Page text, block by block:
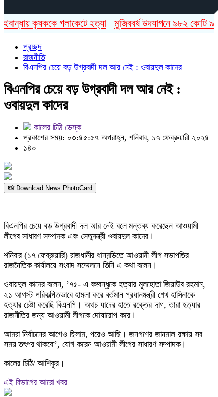
কৃষককে গলাকেটে হত্যা মুজিববর্ষ উদযাপনে ৯৮২ কোটি ৯১
প্রচ্ছদ
রাজনীতি
বিএনপির চেয়ে বড় উগ্রবাদী দল আর নেই : ওবায়দুল কাদের
বিএনপির চেয়ে বড় উগ্রবাদী দল আর নেই :
ওবায়দুল কাদের
কালের চিঠি ডেস্ক
প্রকাশের সময়: ০৩:৪৫:৫৭ অপরাহ্ন, শনিবার, ১৭ ফেব্রুয়ারী ২০২৪
১৪০
📸 Download News PhotoCard
বিএনপির চেয়ে বড় উগ্রবাদী দল আর নেই বলে মন্তব্য করেছেন আওয়ামী
লীগের সাধারণ সম্পাদক এবং সেতুমন্ত্রী ওবায়দুল কাদের।
শনিবার (১৭ ফেব্রুয়ারি) রাজধানীর ধানমন্ডিতে আওয়ামী লীগ সভাপতির
রাজনৈতিক কার্যালয়ে সংবাদ সম্মেলনে তিনি এ কথা বলেন।
ওবায়দুল কাদের বলেন, ’৭৫- এ বঙ্গবন্ধুকে হত্যার মূলহোতা জিয়াউর রহমান,
২১ আগস্ট পরিকল্পিতভাবে হামলা করে বর্তমান প্রধানমন্ত্রী শেখ হাসিনাকে
হত্যার চেষ্টা করেছি বিএনপি। অথচ যাদের হাতে রক্তের দাগ, তারা হত্যার
রাজনীতির জন্য আওয়ামী লীগকে দোষারোপ করে।
আমরা নির্বাচনের আগেও ছিলাম, পরেও আছি। জনগণের জানমাল রক্ষায় সব
সময় তৎপর থাকবো’, যোগ করেন আওয়ামী লীগের সাধারণ সম্পাদক।
কালের চিঠি/ আশিকুর।
এই বিভাগের আরো খবর